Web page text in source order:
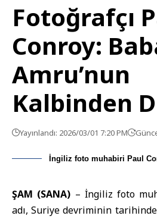
Fotoğrafçı
Conroy:
Amru’nun
Kalbinden
Yayınlandı: 2026/03/01 7:20 PM
İngiliz foto muhabiri Paul
ŞAM (SANA) – İngiliz foto
adı, Suriye devriminin